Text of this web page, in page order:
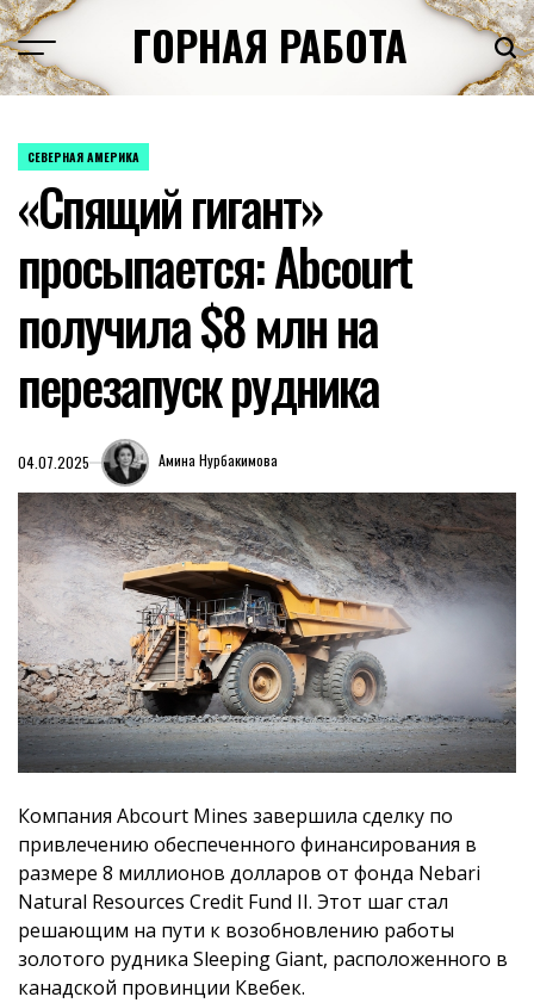
Перейти
к
содержимому
ГОРНАЯ РАБОТА
ОПУБЛИКОВАНО
СЕВЕРНАЯ АМЕРИКА
«Спящий гигант»
просыпается: Abcourt
получила $8 млн на
перезапуск рудника
04.07.2025 Амина Нурбакимова
Компания Abcourt Mines завершила сделку по
привлечению обеспеченного финансирования в
размере 8 миллионов долларов от фонда Nebari
Natural Resources Credit Fund II. Этот шаг стал
решающим на пути к возобновлению работы
золотого рудника Sleeping Giant, расположенного в
канадской провинции Квебек.